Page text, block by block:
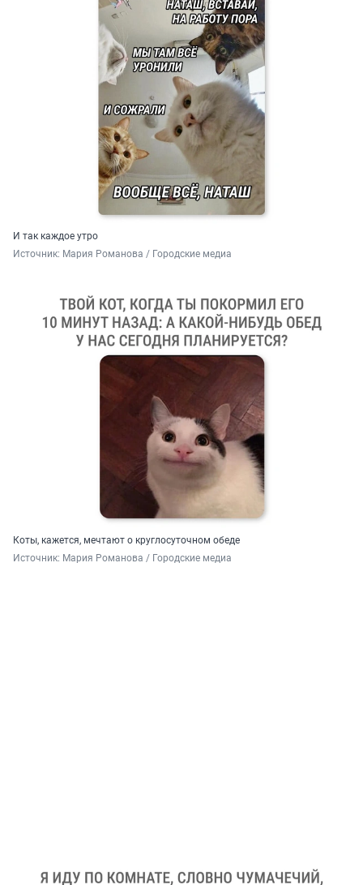
И так каждое утро
Источник: Мария Романова / Городские медиа
Коты, кажется, мечтают о круглосуточном обеде
Источник: Мария Романова / Городские медиа